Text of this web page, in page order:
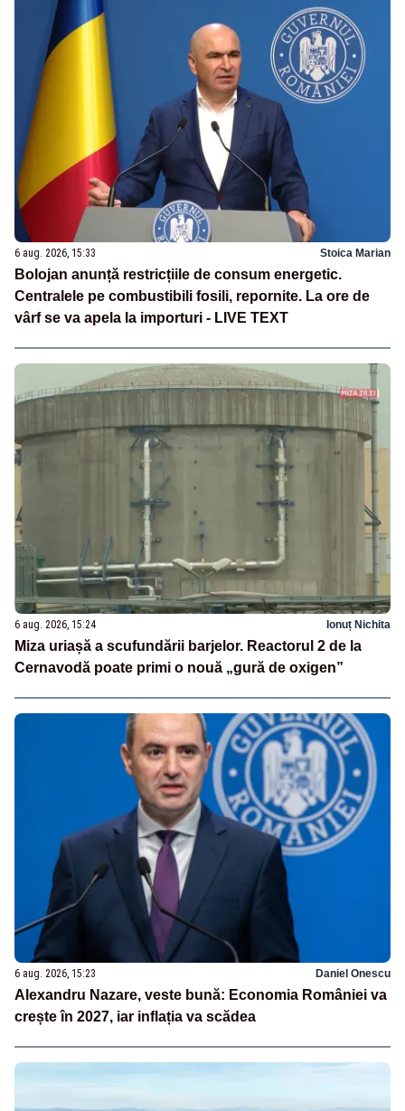
6 aug. 2026, 15:33 Stoica Marian
Bolojan anunță restricțiile de consum energetic.
Centralele pe combustibili fosili, repornite. La ore de
vârf se va apela la importuri - LIVE TEXT
6 aug. 2026, 15:24 Ionuț Nichita
Miza uriașă a scufundării barjelor. Reactorul 2 de la
Cernavodă poate primi o nouă „gură de oxigen”
6 aug. 2026, 15:23 Daniel Onescu
Alexandru Nazare, veste bună: Economia României va
crește în 2027, iar inflația va scădea